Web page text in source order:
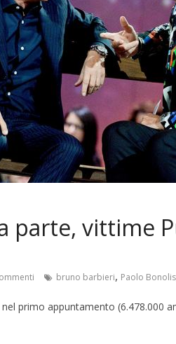
parte, vittime
bruno barbieri, Paolo Bonolis
primo appuntamento (6.478.000